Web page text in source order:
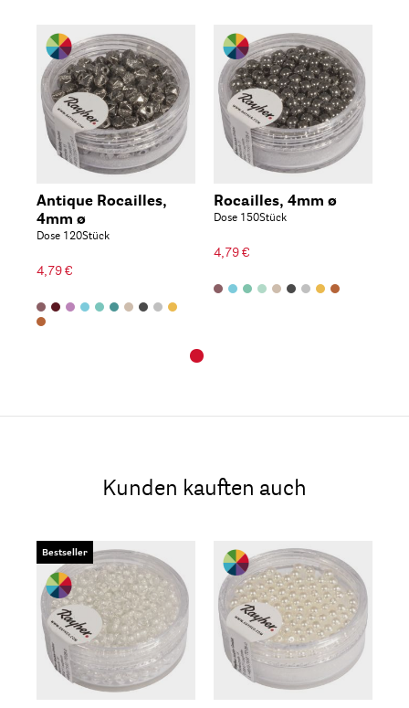
Antique Rocailles,
4mm ø
Dose 120Stück
4,79 €
Rocailles, 4mm ø
Dose 150Stück
4,79 €
Kunden kauften auch
Bestseller